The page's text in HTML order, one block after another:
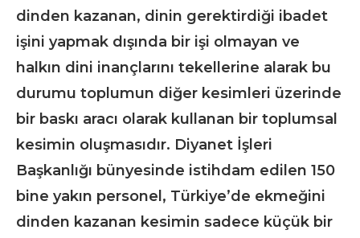
dinden kazanan, dinin gerektirdiği ibadet
işini yapmak dışında bir işi olmayan ve
halkın dini inançlarını tekellerine alarak bu
durumu toplumun diğer kesimleri üzerinde
bir baskı aracı olarak kullanan bir toplumsal
kesimin oluşmasıdır. Diyanet İşleri
Başkanlığı bünyesinde istihdam edilen 150
bine yakın personel, Türkiye’de ekmeğini
dinden kazanan kesimin sadece küçük bir